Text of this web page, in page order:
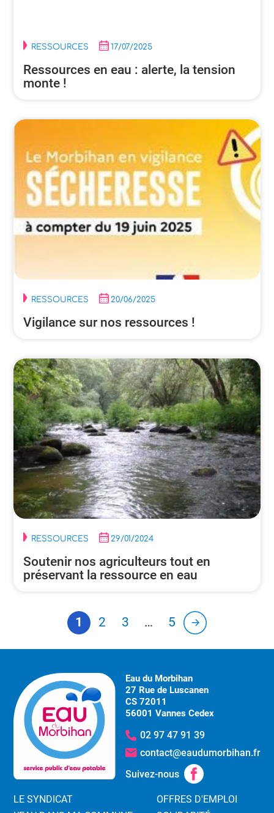
RESSOURCES 17/07/2025
Ressources en eau : alerte, la tension
monte !
RESSOURCES 20/06/2025
Vigilance sur nos ressources !
RESSOURCES 29/01/2024
Soutenir nos agriculteurs tout en
préservant la ressource en eau
1 2 3 … 5
Eau du Morbihan
27 Rue de Luscanen
CS 72011
56001 Vannes Cedex
02 97 47 91 39
contact@eaudumorbihan.fr
Suivez-nous
LE SYNDICAT
OFFRES D'EMPLOI